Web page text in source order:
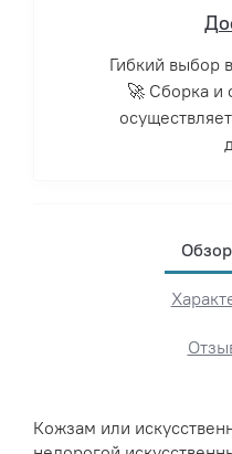
Гибкий выбор
🚀 Сборка и
Кожзам или